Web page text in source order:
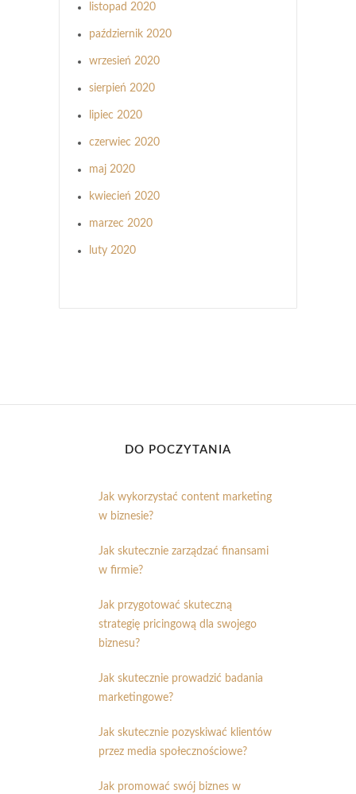
listopad 2020
październik 2020
wrzesień 2020
sierpień 2020
lipiec 2020
czerwiec 2020
maj 2020
kwiecień 2020
marzec 2020
luty 2020
DO POCZYTANIA
Jak wykorzystać content marketing
w biznesie?
Jak skutecznie zarządzać finansami
w firmie?
Jak przygotować skuteczną
strategię pricingową dla swojego
biznesu?
Jak skutecznie prowadzić badania
marketingowe?
Jak skutecznie pozyskiwać klientów
przez media społecznościowe?
Jak promować swój biznes w